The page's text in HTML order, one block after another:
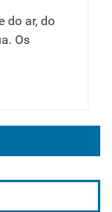
do ar, do
Os